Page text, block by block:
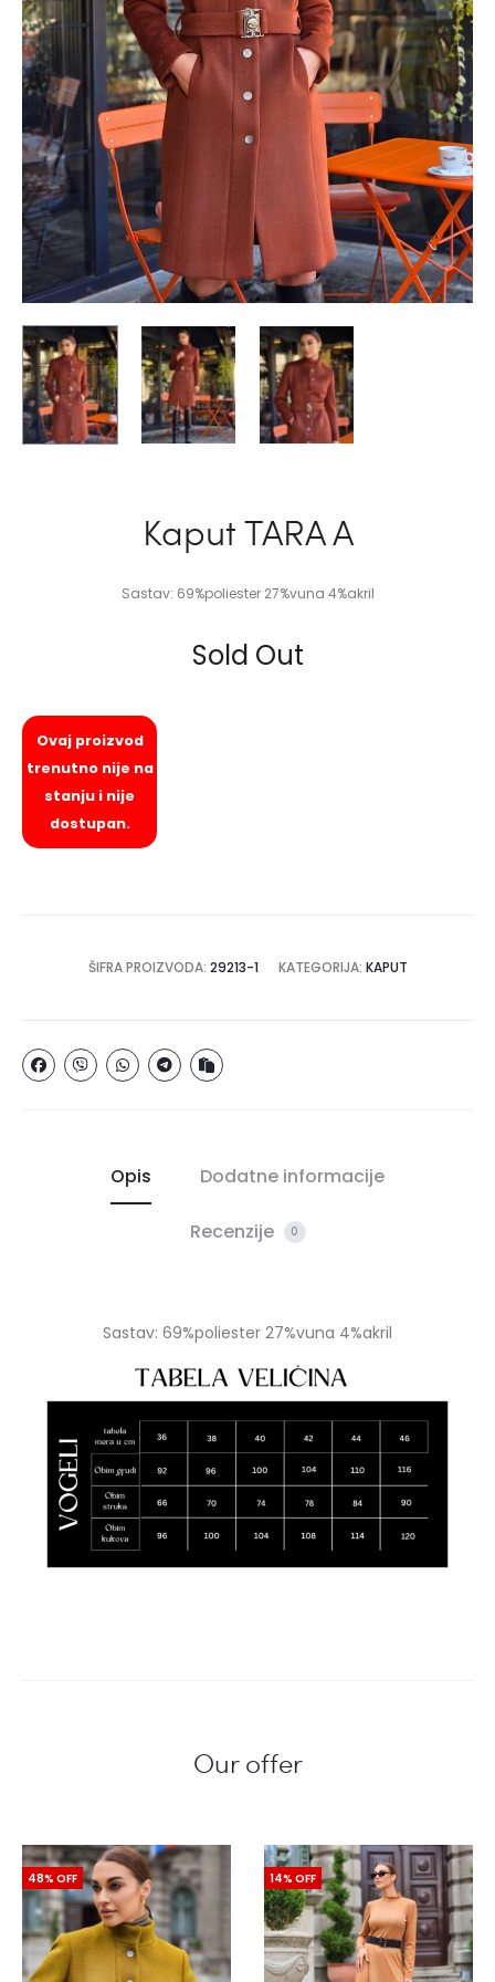
Kaput TARA A
Sastav: 69%poliester 27%vuna 4%akril
Sold Out
Ovaj proizvod
trenutno nije na
stanju i nije
dostupan.
ŠIFRA PROIZVODA: 29213-1 KATEGORIJA: KAPUT
Opis Dodatne informacije
Recenzije 0
Sastav: 69%poliester 27%vuna 4%akril
Our offer
48% OFF 14% OFF